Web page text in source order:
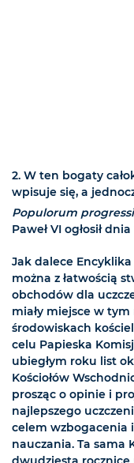
2. W ten bogaty
wpisuje się, a
Populorum
Paweł VI ogłosił
Jak dalece
można z łatwością
obchodów dla
miały miejsce w
środowiskach
celu Papieska
ubiegłym roku list
Kościołów
prosząc o opinie i
najlepszego
celem wzbogacenia
nauczania. Ta sama